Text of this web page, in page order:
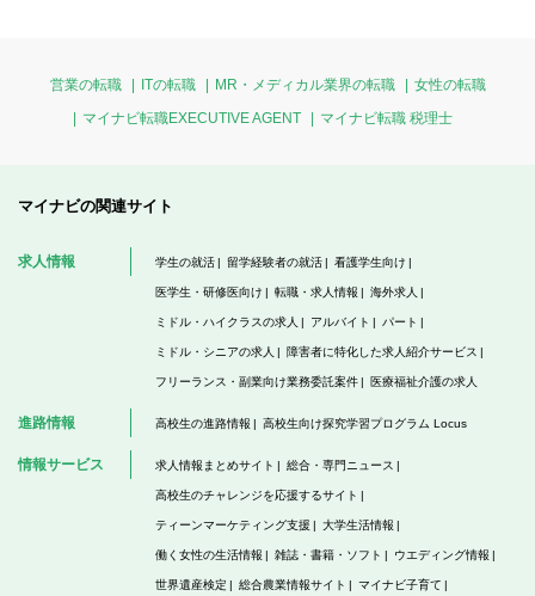
営業の転職 ITの転職 MR・メディカル業界の転職
女性の転職
マイナビ転職EXECUTIVE AGENT
マイナビ転職 税理士
マイナビの関連サイト
求人情報 学生の就活 留学経験者の就活 看護学生向け
医学生・研修医向け 転職・求人情報 海外求人
ミドル・ハイクラスの求人 アルバイト パート
ミドル・シニアの求人 障害者に特化した求人紹介サービス
フリーランス・副業向け業務委託案件 医療福祉介護の求人
進路情報 高校生の進路情報 高校生向け探究学習プログラム Locus
情報サービス 求人情報まとめサイト 総合・専門ニュース
高校生のチャレンジを応援するサイト
ティーンマーケティング支援 大学生活情報
働く女性の生活情報 雑誌・書籍・ソフト ウエディング情報
世界遺産検定 総合農業情報サイト マイナビ子育て